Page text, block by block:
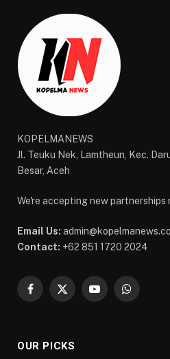
KOPELMANEWS
Jl. Teuku Nek, Lamtheun, Kec.
Besar, Aceh
We're accepting new partnerships
Email Us:
Contact: +62 851 1720 2024
Facebook
X
YouTubeWhatsApp
OUR PICKS